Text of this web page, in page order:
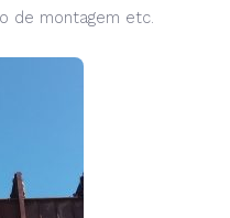
de montagem etc.